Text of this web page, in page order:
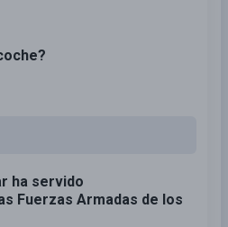
ha servido
Fuerzas Armadas de los